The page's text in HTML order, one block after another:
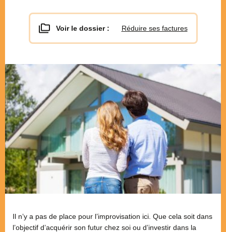
Voir le dossier : Réduire ses factures
Il n’y a pas de place pour l’improvisation ici. Que cela soit dans
l’objectif d’acquérir son futur chez soi ou d’investir dans la